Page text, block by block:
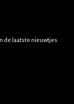
de laatste nieuwtjes